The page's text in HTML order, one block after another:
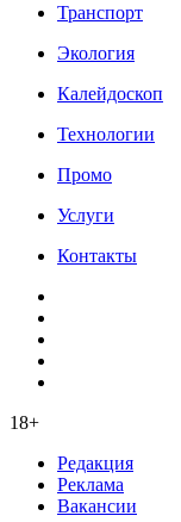
Транспорт
Экология
Калейдоскоп
Технологии
Промо
Услуги
Контакты
18+
Редакция
Реклама
Вакансии